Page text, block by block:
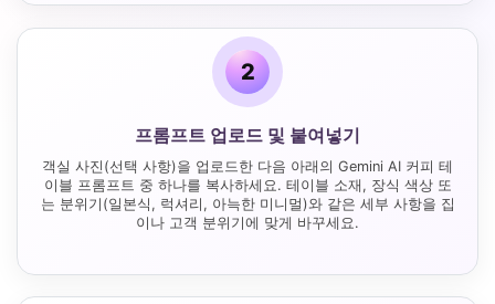
2
프롬프트 업로드 및 붙여넣기
객실 사진(선택 사항)을 업로드한 다음 아래의 Gemini AI 커피 테
이블 프롬프트 중 하나를 복사하세요. 테이블 소재, 장식 색상 또
는 분위기(일본식, 럭셔리, 아늑한 미니멀)와 같은 세부 사항을 집
이나 고객 분위기에 맞게 바꾸세요.